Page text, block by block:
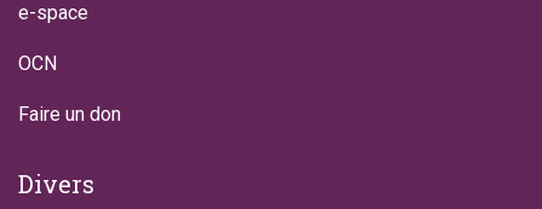
e-space
OCN
Faire un don
Divers